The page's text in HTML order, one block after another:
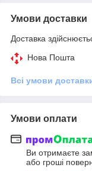
Умови доставки
Доставка
Нова Пошта
Всі умови
Умови оплати
Ви отримаєте
або гроші